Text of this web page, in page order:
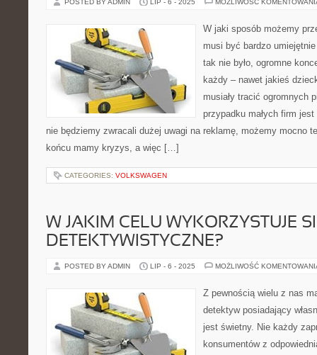
POSTED BY ADMIN LIP - 6 - 2025 MOŻLIWOŚĆ
W jaki sposób możemy
musi być bardzo
tak nie było, ogromne
każdy – nawet jakieś
musiały tracić ogromnych
przypadku małych firm
nie będziemy zwracali dużej uwagi na reklamę, możemy mocno
końcu mamy kryzys, a więc […]
CATEGORIES: VOLKSWAGEN
W JAKIM CELU WYKORZYSTUJE
DETEKTYWISTYCZNE?
POSTED BY ADMIN LIP - 6 - 2025 MOŻLIWOŚĆ
Z pewnością wielu z nas
detektyw posiadający
jest świetny. Nie każdy
konsumentów z